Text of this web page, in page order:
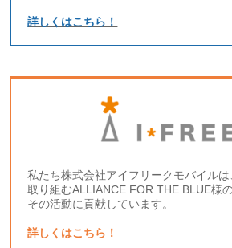
詳しくはこちら！
私たち株式会社アイフリークモバイル
取り組むALLIANCE FOR THE BLUE様
その活動に貢献しています。
詳しくはこちら！